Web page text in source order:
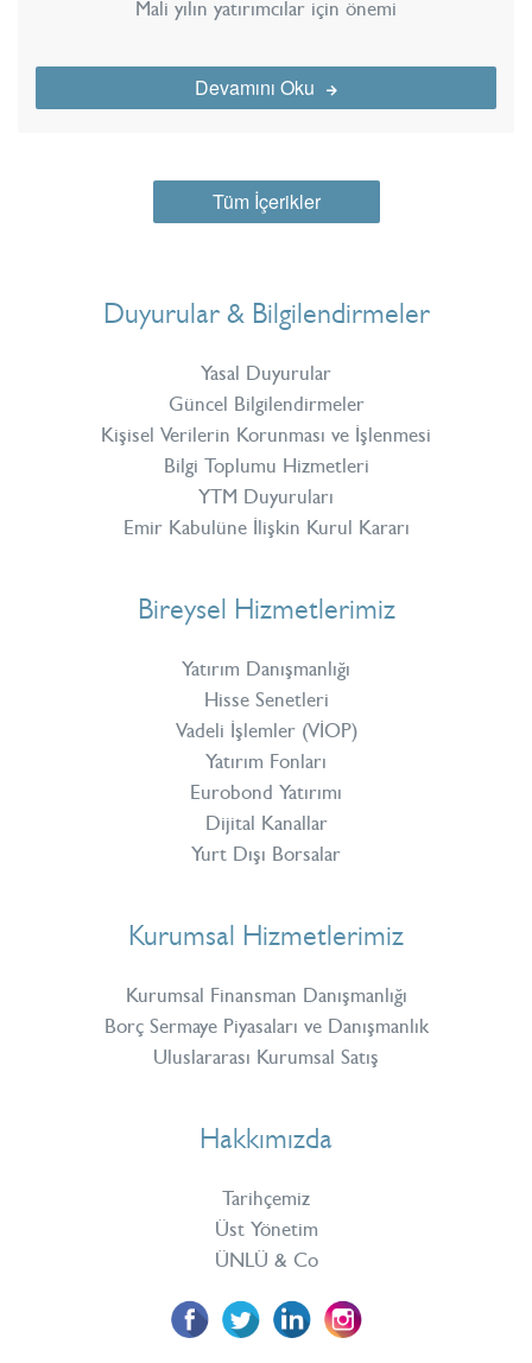
Mali yılın yatırımcılar için önemi
Devamını Oku
Tüm İçerikler
Duyurular & Bilgilendirmeler
Yasal Duyurular
Güncel Bilgilendirmeler
Kişisel Verilerin Korunması ve İşlenmesi
Bilgi Toplumu Hizmetleri
YTM Duyuruları
Emir Kabulüne İlişkin Kurul Kararı
Bireysel Hizmetlerimiz
Yatırım Danışmanlığı
Hisse Senetleri
Vadeli İşlemler (VİOP)
Yatırım Fonları
Eurobond Yatırımı
Dijital Kanallar
Yurt Dışı Borsalar
Kurumsal Hizmetlerimiz
Kurumsal Finansman Danışmanlığı
Borç Sermaye Piyasaları ve Danışmanlık
Uluslararası Kurumsal Satış
Hakkımızda
Tarihçemiz
Üst Yönetim
ÜNLÜ & Co